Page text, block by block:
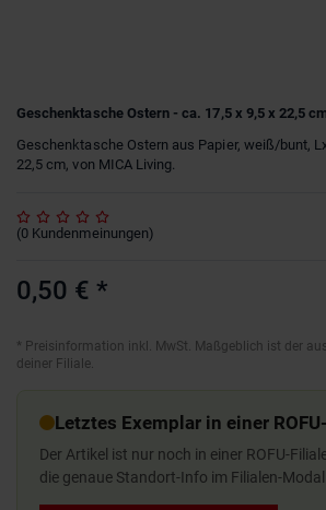
Geschenktasche Ostern - ca. 17,5 x 9,5 x 22,5
Geschenktasche Ostern aus Papier, weiß/bunt,
22,5 cm, von MICA Living.
(0 Kundenmeinungen)
0,50 € *
* Preisinformation inkl. MwSt. Maßgeblich ist der
deiner Filiale.
Letztes Exemplar in einer
Der Artikel ist nur noch in einer ROFU-
die genaue Standort-Info im Filialen-Modal.